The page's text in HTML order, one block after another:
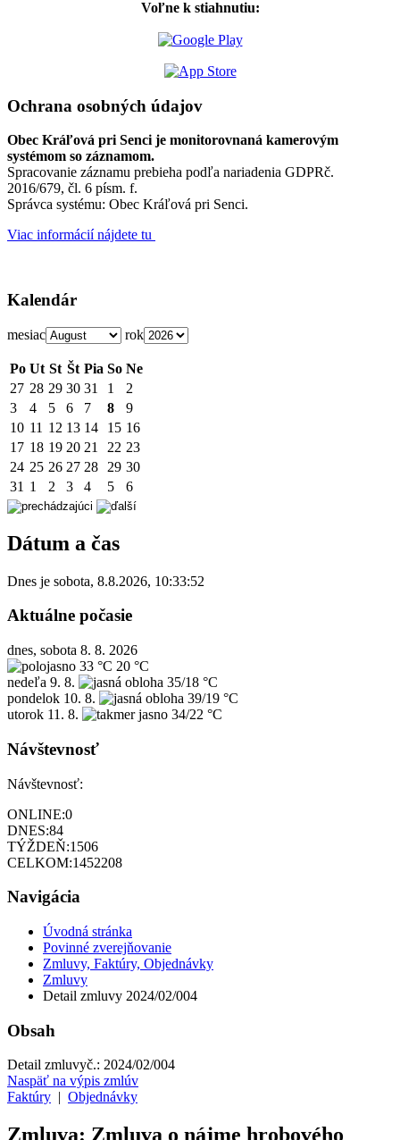
Voľne k stiahnutiu:
Ochrana osobných údajov
Obec Kráľová pri Senci je monitorovnaná kamerovým
systémom so záznamom.
Spracovanie záznamu prebieha podľa nariadenia GDPRč.
2016/679, čl. 6 písm. f.
Správca systému: Obec Kráľová pri Senci.
Viac informácií nájdete tu
Kalendár
mesiac rok
Po Ut St Št Pia So Ne
27 28 29 30 31 1
2
3
4 5 6 7 8
9
10 11 12 13 14 15 16
17 18 19 20 21 22 23
24 25 26 27 28 29 30
31 1 2 3 4 5 6
Dátum a čas
Dnes je sobota, 8.8.2026, 10:33:52
Aktuálne počasie
dnes, sobota 8. 8. 2026
33 °C 20 °C
nedeľa 9. 8.
35/18 °C
pondelok 10. 8.
39/19 °C
utorok 11. 8. 34/22 °C
Návštevnosť
Návštevnosť:
ONLINE:0
DNES:84
TÝŽDEŇ:1506
CELKOM:1452208
Navigácia
Úvodná stránka
Povinné zverejňovanie
Zmluvy, Faktúry, Objednávky
Zmluvy
Detail zmluvy 2024/02/004
Obsah
Detail zmluvyč.: 2024/02/004
Naspäť na výpis zmlúv
Faktúry
Objednávky
Zmluva: Zmluva o nájme hrobového